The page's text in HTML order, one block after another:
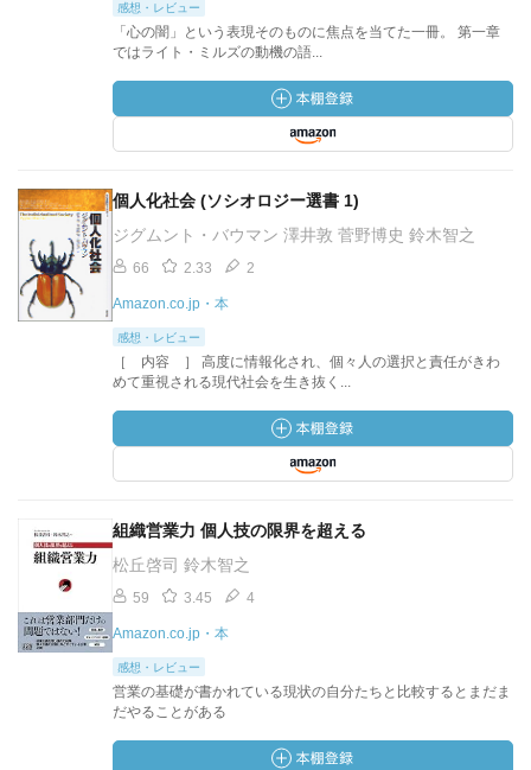
感想・レビュー
「心の闇」という表現そのものに焦点を当てた一冊。 第一章
ではライト・ミルズの動機の語...
個人化社会 (ソシオロジー選書 1)
ジグムント・バウマン 澤井敦 菅野博史 鈴木智之
66 2.33 2
Amazon.co.jp・本
感想・レビュー
［ 内容 ］ 高度に情報化され、個々人の選択と責任がきわ
めて重視される現代社会を生き抜く...
組織営業力 個人技の限界を超える
松丘啓司 鈴木智之
59 3.45 4
Amazon.co.jp・本
感想・レビュー
営業の基礎が書かれている現状の自分たちと比較するとまだま
だやることがある